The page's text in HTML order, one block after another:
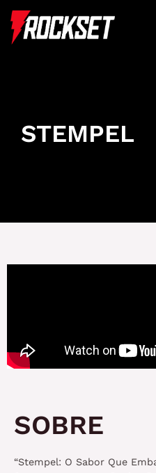
STEMPEL
SOBRE
“Stempel: O Sabor Que